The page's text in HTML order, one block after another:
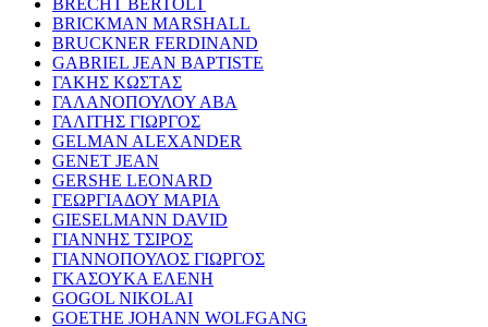
BRICKMAN MARSHALL
BRUCKNER FERDINAND
GABRIEL JEAN BAPTISTE
ΓΑΚΗΣ ΚΩΣΤΑΣ
ΓΑΛΑΝΟΠΟΥΛΟΥ ΑΒΑ
ΓΑΛΙΤΗΣ ΓΙΩΡΓΟΣ
GELMAN ALEXANDER
GENET JEAN
GERSHE LEONARD
ΓΕΩΡΓΙΑΔΟΥ ΜΑΡΙΑ
GIESELMANN DAVID
ΓΙΑΝΝΗΣ ΤΣΙΡΟΣ
ΓΙΑΝΝΟΠΟΥΛΟΣ ΓΙΩΡΓΟΣ
ΓΚΑΣΟΥΚΑ ΕΛΕΝΗ
GOGOL NIKOLAI
GOETHE JOHANN WOLFGANG